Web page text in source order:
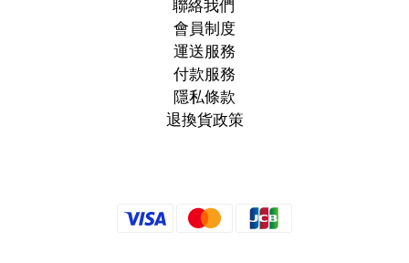
聯絡我們
會員制度
運送服務
付款服務
隱私條款
退換貨政策